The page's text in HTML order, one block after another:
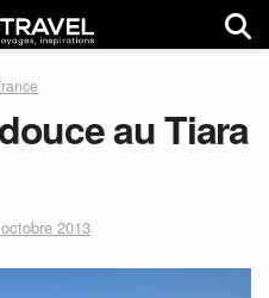
au Tiara
2013